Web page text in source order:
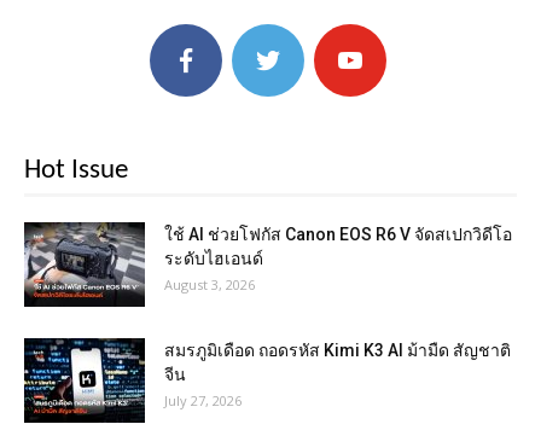
Hot Issue
ใช้ AI ช่วยโฟกัส Canon EOS R6 V จัดสเปกวิดีโอ
ระดับไฮเอนด์
August 3, 2026
สมรภูมิเดือด ถอดรหัส Kimi K3 AI ม้ามืด สัญชาติ
จีน
July 27, 2026